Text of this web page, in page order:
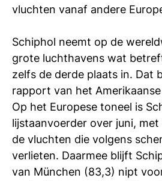
vluchten vanaf andere
Schiphol neemt op de
grote luchthavens wat
zelfs de derde plaats in. Dat
rapport van het
Op het Europese toneel is
lijstaanvoerder over juni,
de vluchten die volgens
verlieten. Daarmee blijft
van München (83,3) nipt